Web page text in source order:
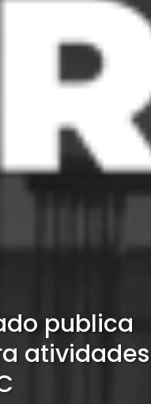
publica
atividades